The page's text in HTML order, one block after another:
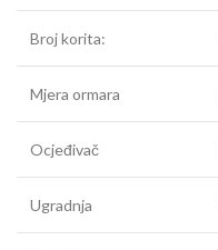
Broj korita:
Mjera ormara
Ocjeđivač
Ugradnja